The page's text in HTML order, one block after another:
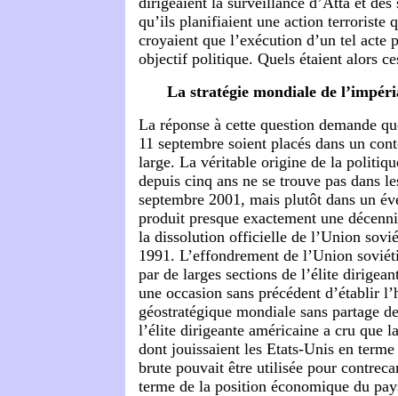
qu’ils planifiaient une action terroriste
croyaient que l’exécution d’un tel acte
objectif politique. Quels étaient alors
La stratégie mondiale de
La réponse à cette question demande
11 septembre soient placés dans un
large. La véritable origine de la
depuis cinq ans ne se trouve pas dans
septembre 2001, mais plutôt dans un
produit presque exactement une
la dissolution officielle de l’Union
1991. L’effondrement de l’Union
par de larges sections de l’élite
une occasion sans précédent d’établir
géostratégique mondiale sans partage
l’élite dirigeante américaine a cru que
dont jouissaient les Etats-Unis en
brute pouvait être utilisée pour
terme de la position économique du